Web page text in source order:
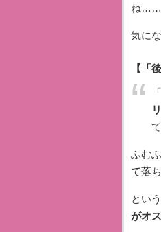
ね……
気に
【「
ふむ
て落
とい
がオ